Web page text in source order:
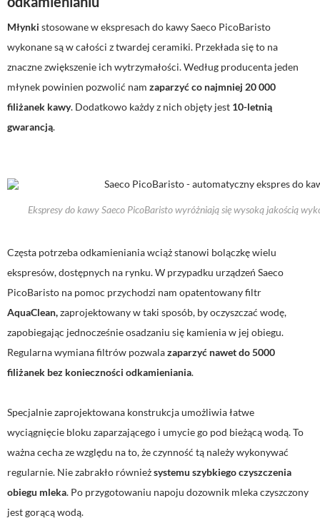
Młynki stosowane w ekspresach do kawy Saeco PicoBaristo
wykonane są w całości z twardej ceramiki. Przekłada się to na
znaczne zwiększenie ich wytrzymałości. Według producenta jeden
młynek powinien pozwolić nam zaparzyć co najmniej 20 000
filiżanek kawy. Dodatkowo każdy z nich objęty jest 10-letnią
gwarancją.
Ekspresy do kawy Saeco PicoBaristo wyróżniają się wysoką jakością
Częsta potrzeba odkamieniania wciąż stanowi bolączkę wielu
ekspresów, dostępnych na rynku. W przypadku urządzeń Saeco
PicoBaristo na pomoc przychodzi nam opatentowany filtr
AquaClean,zaprojektowany w taki sposób, by oczyszczać wodę,
zapobiegając jednocześnie osadzaniu się kamienia w jej obiegu.
Regularna wymiana filtrów pozwalazaparzyć nawet do 5000
filiżanek bez konieczności odkamieniania.
Specjalnie zaprojektowana konstrukcja umożliwia łatwe
wyciągnięcie bloku zaparzającego i umycie go pod bieżącą wodą. To
ważna cecha ze względu na to, że czynność tą należy wykonywać
regularnie. Nie zabrakło równieżsystemu szybkiego czyszczenia
obiegu mleka. Po przygotowaniu napoju dozownik mleka czyszczony
jest gorącą wodą.